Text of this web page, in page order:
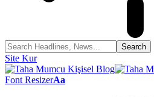
Site Kur
Font ResizerAa